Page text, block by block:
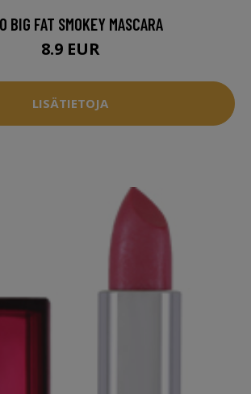
BIG FAT SMOKEY MASCARA
8.9 EUR
LISÄTIETOJA